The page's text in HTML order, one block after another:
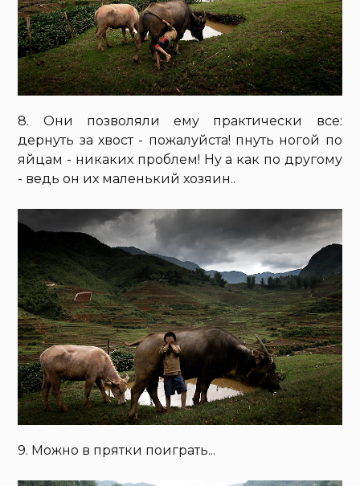
8. Они позволяли ему практически все:
дернуть за хвост - пожалуйста! пнуть ногой по
яйцам - никаких проблем! Ну а как по другому
- ведь он их маленький хозяин..
9. Можно в прятки поиграть...